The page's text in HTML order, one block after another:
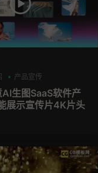
产品宣传
生图SaaS软件产
展示宣传片4K片头